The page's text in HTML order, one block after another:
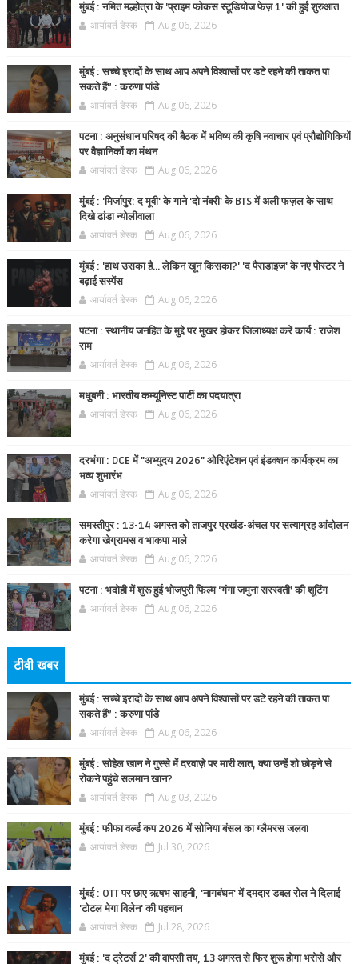
मुंबई : नमित मल्होत्रा के 'प्राइम फोकस स्टूडियोज फेज़ 1' की हुई शुरुआत
आर्यावर्त डेस्क Aug 06, 2026
मुंबई : सच्चे इरादों के साथ आप अपने विश्वासों पर डटे रहने की ताकत पा
सकते हैं” : करुणा पांडे
आर्यावर्त डेस्क Aug 06, 2026
पटना : अनुसंधान परिषद की बैठक में भविष्य की कृषि नवाचार एवं प्रौद्योगिकियों
पर वैज्ञानिकों का मंथन
आर्यावर्त डेस्क Aug 06, 2026
मुंबई : 'मिर्जापुर: द मूवी' के गाने 'दो नंबरी' के BTS में अली फज़ल के साथ
दिखे ढांडा न्योलीवाला
आर्यावर्त डेस्क Aug 06, 2026
मुंबई : 'हाथ उसका है... लेकिन खून किसका?' 'द पैराडाइज' के नए पोस्टर ने
बढ़ाई सस्पेंस
आर्यावर्त डेस्क Aug 06, 2026
पटना : स्थानीय जनहित के मुद्दे पर मुखर होकर जिलाध्यक्ष करें कार्य : राजेश
राम
आर्यावर्त डेस्क Aug 06, 2026
मधुबनी : भारतीय कम्यूनिस्ट पार्टी का पदयात्रा
आर्यावर्त डेस्क Aug 06, 2026
दरभंगा : DCE में "अभ्युदय 2026" ओरिएंटेशन एवं इंडक्शन कार्यक्रम का
भव्य शुभारंभ
आर्यावर्त डेस्क Aug 06, 2026
समस्तीपुर : 13-14 अगस्त को ताजपुर प्रखंड-अंचल पर सत्याग्रह आंदोलन
करेगा खेग्रामस व भाकपा माले
आर्यावर्त डेस्क Aug 06, 2026
पटना : भदोही में शुरू हुई भोजपुरी फिल्म ‘गंगा जमुना सरस्वती’ की शूटिंग
आर्यावर्त डेस्क Aug 06, 2026
टीवी खबर
मुंबई : सच्चे इरादों के साथ आप अपने विश्वासों पर डटे रहने की ताकत पा
सकते हैं” : करुणा पांडे
आर्यावर्त डेस्क Aug 06, 2026
मुंबई : सोहेल खान ने गुस्से में दरवाज़े पर मारी लात, क्या उन्हें शो छोड़ने से
रोकने पहुंचे सलमान खान?
आर्यावर्त डेस्क Aug 03, 2026
मुंबई : फीफा वर्ल्ड कप 2026 में सोनिया बंसल का ग्लैमरस जलवा
आर्यावर्त डेस्क Jul 30, 2026
मुंबई : OTT पर छाए ऋषभ साहनी, 'नागबंधन' में दमदार डबल रोल ने दिलाई
'टोटल मेगा विलेन' की पहचान
आर्यावर्त डेस्क Jul 28, 2026
मुंबई : 'द ट्रेटर्स 2' की वापसी तय, 13 अगस्त से फिर शुरू होगा भरोसे और